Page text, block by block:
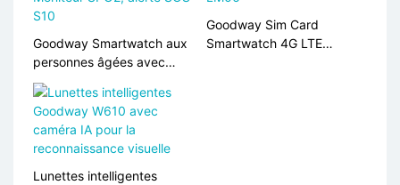
Goodway Smartwatch aux
personnes âgées avec
suivi GPS, rate cardiaque &
Moniteur SPO2, alerte SOS
S10
Goodway Sim Card
Smartwatch 4G LTE
Lunettes intelligentes